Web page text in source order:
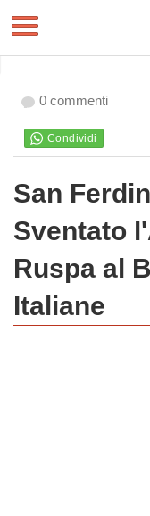
0 commenti
San
Sventato
Ruspa al
Italiane